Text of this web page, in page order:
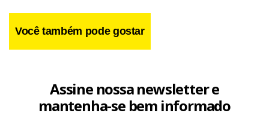
Você também pode gostar
Assine nossa newsletter e
mantenha-se bem informado